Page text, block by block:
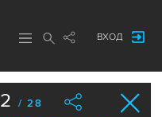
ВХОД
2 / 28